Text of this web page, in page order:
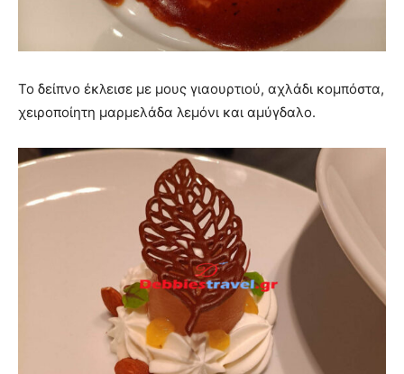
Το δείπνο έκλεισε με μους γιαουρτιού, αχλάδι κομπόστα,
χειροποίητη μαρμελάδα λεμόνι και αμύγδαλο.